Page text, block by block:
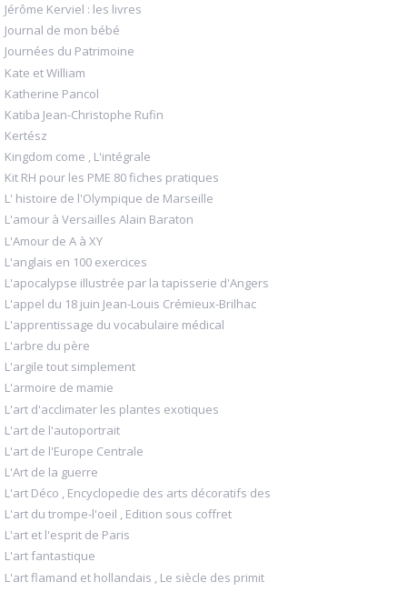
Jérôme Kerviel : les livres
Journal de mon bébé
Journées du Patrimoine
Kate et William
Katherine Pancol
Katiba Jean-Christophe Rufin
Kertész
Kingdom come , L'intégrale
Kit RH pour les PME 80 fiches pratiques
L' histoire de l'Olympique de Marseille
L'amour à Versailles Alain Baraton
L'Amour de A à XY
L'anglais en 100 exercices
L'apocalypse illustrée par la tapisserie d'Angers
L'appel du 18 juin Jean-Louis Crémieux-Brilhac
L'apprentissage du vocabulaire médical
L'arbre du père
L'argile tout simplement
L'armoire de mamie
L'art d'acclimater les plantes exotiques
L'art de l'autoportrait
L'art de l'Europe Centrale
L'Art de la guerre
L'art Déco , Encyclopedie des arts décoratifs des
L'art du trompe-l'oeil , Edition sous coffret
L'art et l'esprit de Paris
L'art fantastique
L'art flamand et hollandais , Le siècle des primit